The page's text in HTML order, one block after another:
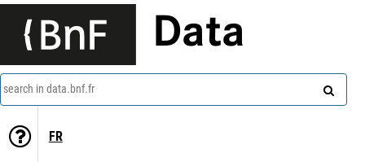
Data
search in data.bnf.fr
FR